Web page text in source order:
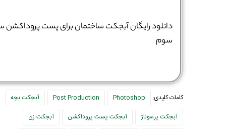
دانلود رایگان آبجکت ساختمان برای پست پروداکشن
سوم
کلمات کلیدی: Photoshop
Post Production
آبجکت بچه
آبجکت پرسوناژ
آبجکت پست پروداکشن
آبجکت زن